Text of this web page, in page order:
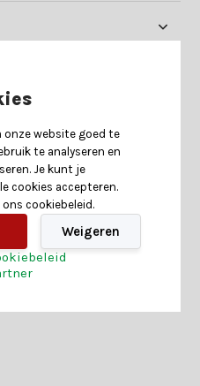
recent bekeken
onze website goed te
te analyseren en
Je kunt je
cookies accepteren.
cookiebeleid.
Weigeren